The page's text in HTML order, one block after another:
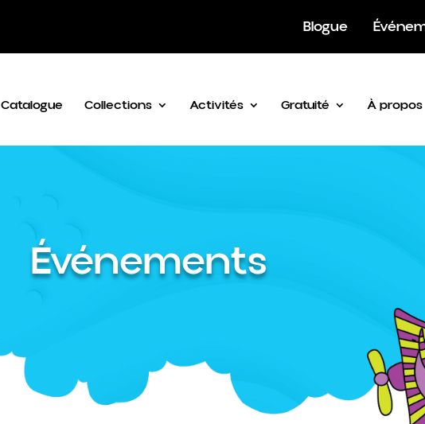
Blogue
Catalogue Collections Activités Gratuité À propos
Événements